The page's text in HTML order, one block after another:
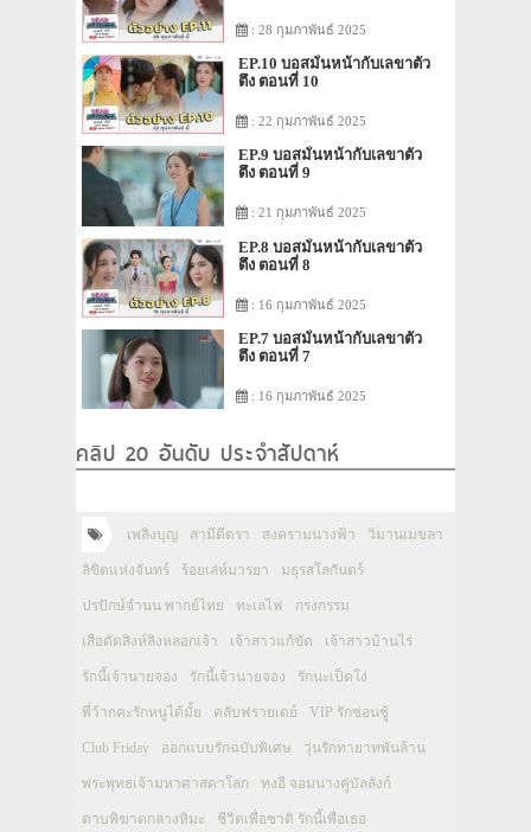
: 28 กุมภาพันธ์ 2025
EP.10 บอสมั่นหน้ากับเลขาตัว
ตึง ตอนที่ 10
: 22 กุมภาพันธ์ 2025
EP.9 บอสมั่นหน้ากับเลขาตัว
ตึง ตอนที่ 9
: 21 กุมภาพันธ์ 2025
EP.8 บอสมั่นหน้ากับเลขาตัว
ตึง ตอนที่ 8
: 16 กุมภาพันธ์ 2025
EP.7 บอสมั่นหน้ากับเลขาตัว
ตึง ตอนที่ 7
: 16 กุมภาพันธ์ 2025
คลิป 20 อันดับ ประจำสัปดาห์
เพลิงบุญ สามีตีตรา สงครามนางฟ้า วิมานเมขลา
ลิขิตแห่งจันทร์ ร้อยเล่ห์มารยา มธุรสโลกันตร์
ปรปักษ์จำนน พากย์ไทย ทะเลไฟ กรงกรรม
เสือตัดสิงห์ลิงหลอกเจ้า เจ้าสาวแก้ขัด เจ้าสาวบ้านไร่
รักนี้เจ้านายจอง รักนี้เจ้านายจอง รักนะเป็ดโง่
พี่ว้ากคะรักหนูได้มั้ย คลับฟรายเดย์ VIP รักซ่อนชู้
Club Friday ออกแบบรักฉบับพิเศษ วุ่นรักทายาทพันล้าน
พระพุทธเจ้ามหาศาสดาโลก ทงอี จอมนางคู่บัลลังก์
ดาบพิฆาตกลางหิมะ ชีวิตเพื่อชาติ รักนี้เพื่อเธอ